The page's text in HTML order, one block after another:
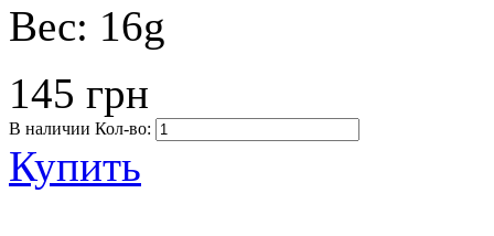
Вес: 16g
145 грн
В наличии Кол-во:
Купить